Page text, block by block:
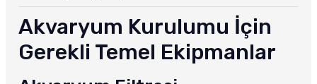
Akvaryum Kurulumu İçin
Gerekli Temel Ekipmanlar